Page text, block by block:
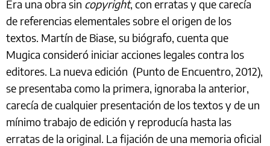
Era una obra sin copyright, con erratas y que carecía
de referencias elementales sobre el origen de los
textos. Martín de Biase, su biógrafo, cuenta que
Mugica consideró iniciar acciones legales contra los
editores. La nueva edición (Punto de Encuentro, 2012),
se presentaba como la primera, ignoraba la anterior,
carecía de cualquier presentación de los textos y de un
mínimo trabajo de edición y reproducía hasta las
erratas de la original. La fijación de una memoria oficial